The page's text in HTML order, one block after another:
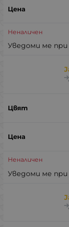
Неналичен
Уведоми ме при
Неналичен
Уведоми ме при